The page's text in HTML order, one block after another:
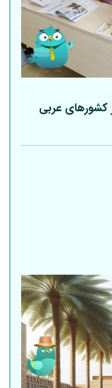
کشورهای عربی